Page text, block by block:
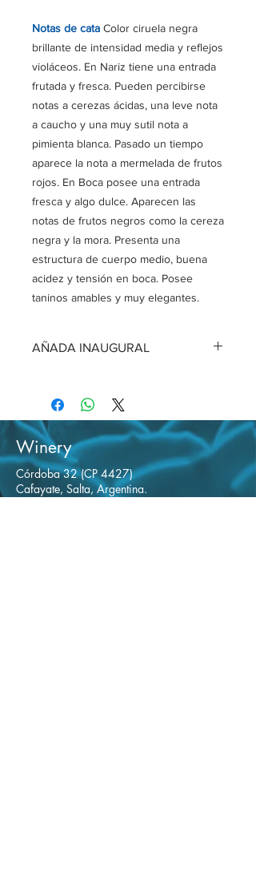
Notas de cata Color ciruela negra
brillante de intensidad media y reflejos
violáceos. En Nariz tiene una entrada
frutada y fresca. Pueden percibirse
notas a cerezas ácidas, una leve nota
a caucho y una muy sutil nota a
pimienta blanca. Pasado un tiempo
aparece la nota a mermelada de frutos
rojos. En Boca posee una entrada
fresca y algo dulce. Aparecen las
notas de frutos negros como la cereza
negra y la mora. Presenta una
estructura de cuerpo medio, buena
acidez y tensión en boca. Posee
taninos amables y muy elegantes.
AÑADA INAUGURAL
Winery
Córdoba 32 (CP 4427)
Cafayate, Salta, Argentina.